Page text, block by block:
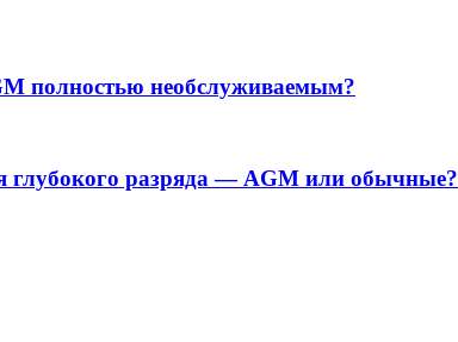
полностью необслуживаемым?
глубокого разряда — AGМ или обычные?